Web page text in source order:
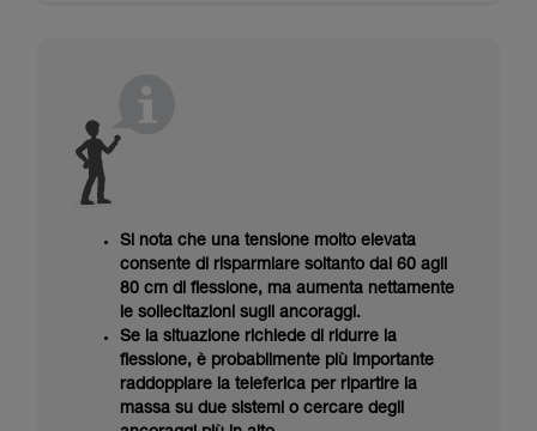
Si nota che una tensione molto elevata
consente di risparmiare soltanto dai 60 agli
80 cm di flessione, ma aumenta nettamente
le sollecitazioni sugli ancoraggi.
Se la situazione richiede di ridurre la
flessione, è probabilmente più importante
raddoppiare la teleferica per ripartire la
massa su due sistemi o cercare degli